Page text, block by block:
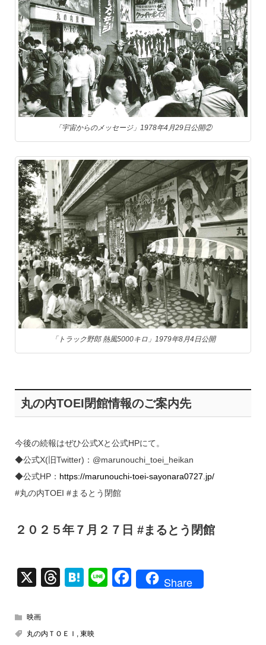
「宇宙からのメッセージ」1978年4月29日公開②
「トラック野郎 熱風5000キロ」1979年8月4日公開
丸の内TOEI閉館情報のご案内先
今後の続報はぜひ公式Xと公式HPにて。
◆公式X(旧Twitter)：@marunouchi_toei_heikan
◆公式HP： https://marunouchi-toei-sayonara0727.jp/
#丸の内TOEI #まるとう閉館
２０２５年７月２７日 #まるとう閉館
X
T
a
H
n
Li
F
Share
映画
丸の内ＴＯＥＩ , 東映